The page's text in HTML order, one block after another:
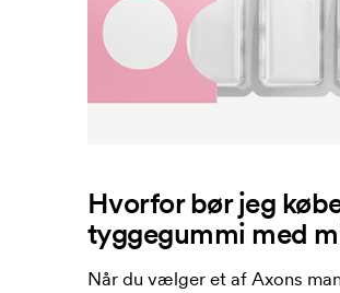
Hvorfor bør jeg
tyggegummi med
Når du vælger et af Axons